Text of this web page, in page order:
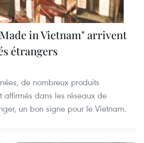
in Vietnam" arrivent
étrangers
de nombreux produits
affirmés dans les réseaux de
un bon signe pour le Vietnam.